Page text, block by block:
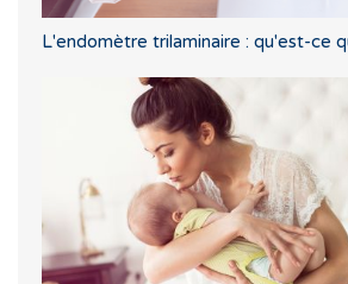
L'endomètre trilaminaire : qu'est-ce